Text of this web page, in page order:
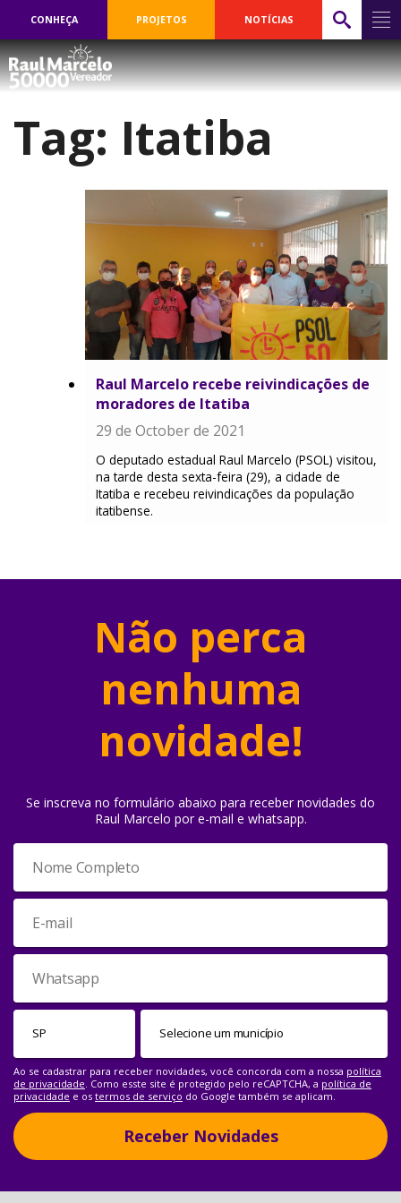
CONHEÇA PROJETOS NOTÍCIAS
Tag: Itatiba
Raul Marcelo recebe reivindicações de
moradores de Itatiba
29 de October de 2021
O deputado estadual Raul Marcelo (PSOL) visitou,
na tarde desta sexta-feira (29), a cidade de
Itatiba e recebeu reivindicações da população
itatibense.
Não perca
nenhuma
novidade!
Se inscreva no formulário abaixo para receber novidades do
Raul Marcelo por e-mail e whatsapp.
Ao se cadastrar para receber novidades, você concorda com a nossa política
de privacidade. Como esste site é protegido pelo reCAPTCHA, a política de
privacidade e os termos de serviço do Google também se aplicam.
Receber Novidades